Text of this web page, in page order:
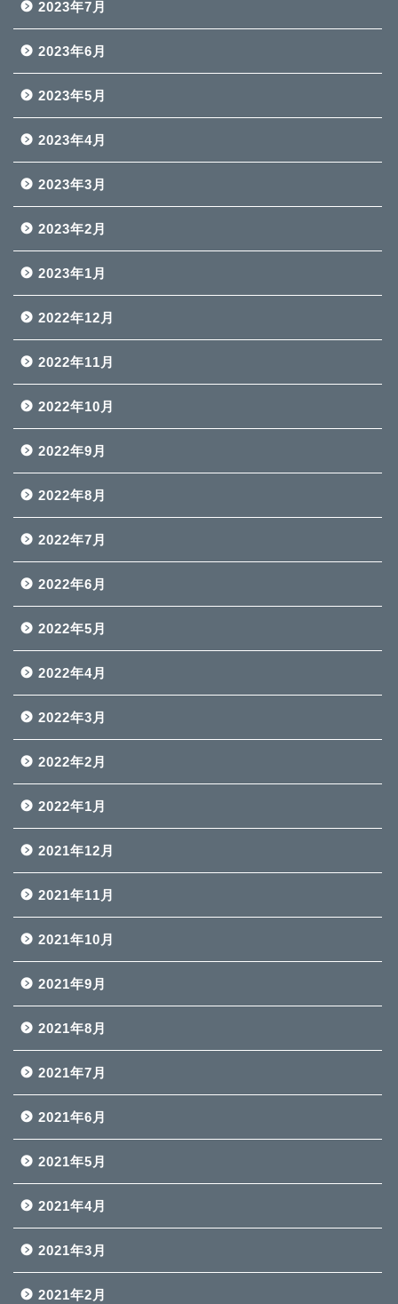
2023年7月
2023年6月
2023年5月
2023年4月
2023年3月
2023年2月
2023年1月
2022年12月
2022年11月
2022年10月
2022年9月
2022年8月
2022年7月
2022年6月
2022年5月
2022年4月
2022年3月
2022年2月
2022年1月
2021年12月
2021年11月
2021年10月
2021年9月
2021年8月
2021年7月
2021年6月
2021年5月
2021年4月
2021年3月
2021年2月